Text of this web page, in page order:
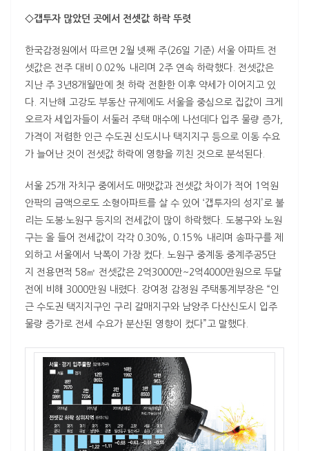
◇갭투자 많았던 곳에서 전셋값 하락 뚜렷
한국감정원에서 따르면 2월 넷째 주(26일 기준) 서울 아파트 전
셋값은 전주 대비 0.02% 내리며 2주 연속 하락했다. 전셋값은
지난 주 3년8개월만에 첫 하락 전환한 이후 약세가 이어지고 있
다. 지난해 고강도 부동산 규제에도 서울을 중심으로 집값이 크게
오르자 세입자들이 서둘러 주택 매수에 나선데다 입주 물량 증가,
가격이 저렴한 인근 수도권 신도시나 택지지구 등으로 이동 수요
가 늘어난 것이 전셋값 하락에 영향을 끼친 것으로 분석된다.
서울 25개 자치구 중에서도 매맷값과 전셋값 차이가 적어 1억원
안팍의 금액으로도 소형아파트를 살 수 있어 ‘갭투자의 성지’로 불
리는 도봉·노원구 등지의 전세값이 많이 하락했다. 도봉구와 노원
구는 올 들어 전세값이 각각 0.30%, 0.15% 내리며 송파구를 제
외하고 서울에서 낙폭이 가장 컸다. 노원구 중계동 중계주공5단
지 전용면적 58㎡ 전셋값은 2억3000만~2억4000만원으로 두달
전에 비해 3000만원 내렸다. 강여정 감정원 주택통계부장은 “인
근 수도권 택지지구인 구리 갈매지구와 남양주 다산신도시 입주
물량 증가로 전세 수요가 분산된 영향이 컸다”고 말했다.